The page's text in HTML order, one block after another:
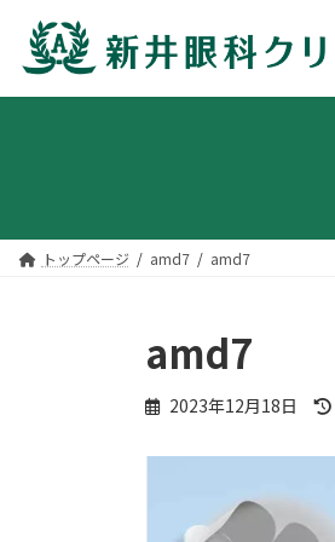
コ
へ
ナ
ョ
トップページ amd7 amd7
amd7
2023年12月18日